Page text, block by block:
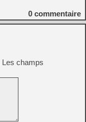
0 commentaire
Les champs